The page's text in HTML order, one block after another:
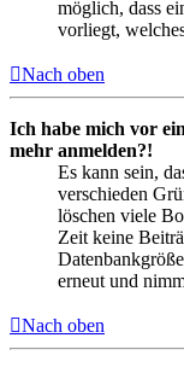
möglich, dass
vorliegt,
Nach oben
Ich habe mich vor
mehr anmelden?!
Es kann sein,
verschieden
löschen viele
Zeit keine
erneut und
Nach oben